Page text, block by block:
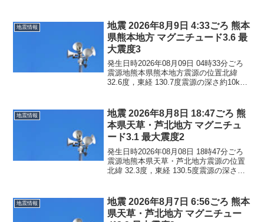
はありません。震度4熊本県...
地震情報
地震 2026年8月9日 4:33ごろ 熊本
県熊本地方 マグニチュード3.6 最
大震度3
発生日時2026年08月09日 04時33分ごろ
震源地熊本県熊本地方震源の位置北緯
32.6度，東経 130.7度震源の深さ約10km
りません。震度3熊本県宇城市...
地震情報
地震 2026年8月8日 18:47ごろ 熊
本県天草・芦北地方 マグニチュ
ード3.1 最大震度2
発生日時2026年08月08日 18時47分ごろ
震源地熊本県天草・芦北地方震源の位置
北緯 32.3度，東経 130.5度震源の深さ約
はありません。震度2熊本県...
地震情報
地震 2026年8月7日 6:56ごろ 熊本
県天草・芦北地方 マグニチュー